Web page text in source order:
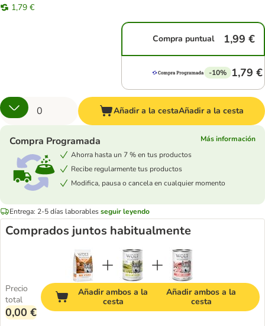
1,79 €
Compra puntual 1,99 €
-10% 1,79 €
Añadir a la cestaAñadir a la cesta
Compra Programada
Más información
Ahorra hasta un 7 % en tus productos
Recibe regularmente tus productos
Modifica, pausa o cancela en cualquier momento
Entrega: 2-5 días laborablesseguir leyendo
Comprados juntos habitualmente
Precio
total
0,00 €
Añadir ambos a la
cesta
Añadir ambos a la
cesta